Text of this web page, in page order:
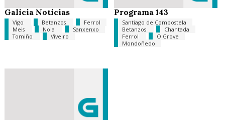
Galicia Noticias
Vigo Betanzos
Ferrol
Meis
Noia
Sanxenxo
Tomiño
Viveiro
Programa 143
Santiago de Compostela
Betanzos
Chantada
Ferrol
O Grove
Mondoñedo